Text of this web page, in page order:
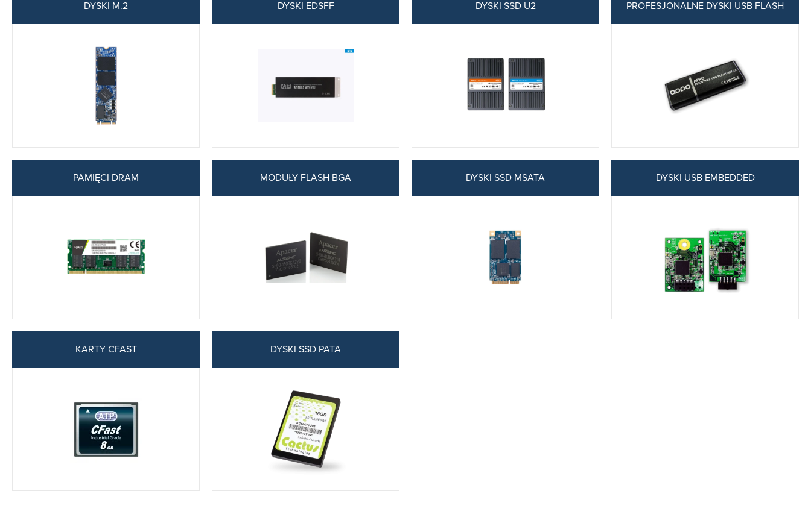
DYSKI M.2 DYSKI EDSFF DYSKI SSD U2 PROFESJONALNE DYSKI USB FLASH
PAMIĘCI DRAM MODUŁY FLASH BGA DYSKI SSD MSATA DYSKI USB EMBEDDED
KARTY CFAST DYSKI SSD PATA